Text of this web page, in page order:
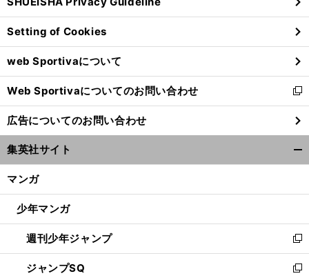
ィ
ン
ド
ウ
で
開
く
Setting of Cookies
web Sportivaについて
Web Sportivaについてのお問い合わせ
新
し
い
ウ
ィ
ン
ウ
開
く
広告についてのお問い合わせ
集英社サイト
マンガ
少年マンガ
週刊少年ジャンプ
新
し
い
ジャンプSQ
新